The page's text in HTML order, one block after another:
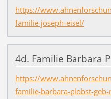
https://
familie-joseph-eisel/
4d. Familie Barbara
https://
familie-barbara-plobst-